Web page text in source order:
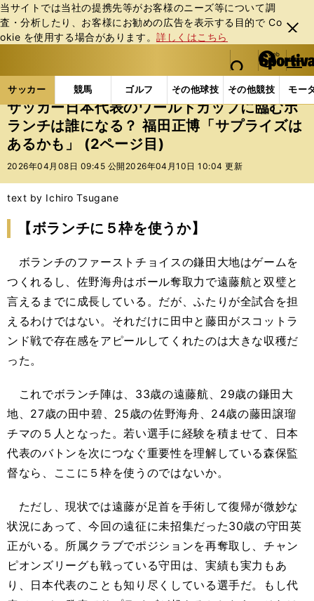
当サイトでは当社の提携先等がお客様のニーズ等について調
査・分析したり、お客様にお勧めの広告を表⽰する⽬的で Co
okie を使⽤する場合があります。詳しくはこちら
閉じ
る
web Sportiva (webスポルティーバ)
検索
マイペ
ー
ジ
メニュ
サッカー 競馬 ゴルフ その他球技 その他競技 モー
ス
ポ
ル
テ
ー
バ
サッカーの記事一覧 サッカー代表 日本代表 サ
サッカー日本代表のワールドカップに臨むボ
ランチは誰になる？ 福田正博「サプライズは
あるかも」 (2ページ目)
2026年04月08日 09:45 公開 2026年04月10日 10:04 更新
text by Ichiro Tsugane
【ボランチに５枠を使うか】
ボランチのファーストチョイスの鎌田大地はゲームを
つくれるし、佐野海舟はボール奪取力で遠藤航と双璧と
言えるまでに成長している。だが、ふたりが全試合を担
えるわけではない。それだけに田中と藤田がスコットラ
ンド戦で存在感をアピールしてくれたのは大きな収穫だ
った。
これでボランチ陣は、33歳の遠藤航、29歳の鎌田大
地、27歳の田中碧、25歳の佐野海舟、24歳の藤田譲瑠
チマの５人となった。若い選手に経験を積ませて、日本
代表のバトンを次につなぐ重要性を理解している森保監
督なら、ここに５枠を使うのではないか。
ただし、現状では遠藤が足首を手術して復帰が微妙な
状況にあって、今回の遠征に未招集だった30歳の守田英
正がいる。所属クラブでポジションを再奪取し、チャン
ピオンズリーグも戦っている守田は、実績も実力もあ
り、日本代表のことも知り尽くしている選手だ。もし代